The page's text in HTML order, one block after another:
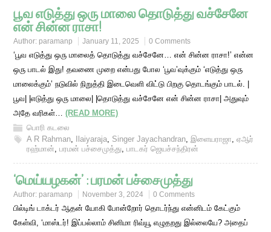
பூவ எடுத்து ஒரு மாலை தொடுத்து வச்சேனே
என் சின்ன ராசா!
Author: paramanp January 11, 2025 0 Comments
‘பூவ எடுத்து ஒரு மாலைத் தொடுத்து வச்சேனே… என் சின்ன ராசா!’ என்ன
ஒரு பாடல் இது! தவணை முறை என்பது போல ‘பூவ’வுக்கும் ‘எடுத்து ஒரு
மாலைக்கும்’ நடுவில் நிறுத்தி இடைவெளி விட்டு பிறகு தொடங்கும் பாடல். |
பூவ| |எடுத்து ஒரு மாலை| |தொடுத்து வச்சேனே என் சின்ன ராசா| அதுவும்
அதே வரிகள்…(READ MORE)
பொரி கடலை
A R Rahman, Ilaiyaraja, Singer Jayachandran,இளையராஜா,ஏஆர்
ரஹ்மான்,பரமன் பச்சைமுத்து,பாடகர் ஜெயச்சந்திரன்
‘மெய்யழகன்’ : பரமன் பச்சைமுத்து
Author: paramanp November 3, 2024 0 Comments
பில்டிங் டாக்டர் ஆதன் யோகி போன்றோர் தொடர்ந்து என்னிடம் கேட்கும்
கேள்வி, ‘மாஸ்டர்! இப்பல்லாம் சினிமா ரிவ்யூ எழுதறது இல்லையே? அதைப்